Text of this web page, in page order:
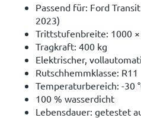
Passend für: Ford
2023)
Trittstufenbreite: 1000
Tragkraft: 400 kg
Elektrischer,
Rutschhemmklasse: R11
Temperaturbereich: -30
100 % wasserdicht
Lebensdauer: getestet